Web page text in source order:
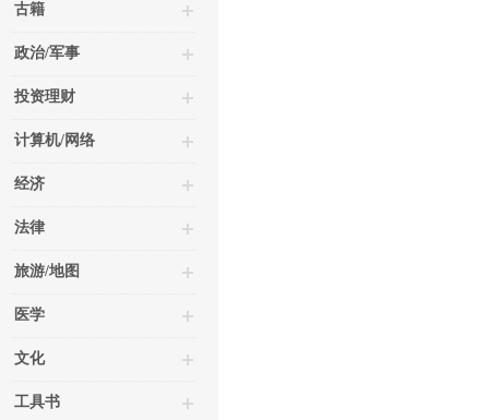
古籍
政治/军事
投资理财
计算机/网络
经济
法律
旅游/地图
医学
文化
工具书